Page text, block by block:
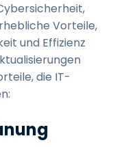
Vorteile,
und Effizienz
die IT-